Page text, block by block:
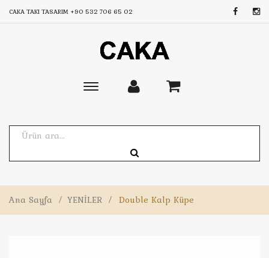
CAKA TAKI TASARIM +90 532 706 65 02
Toggle
Ana Sayfa / YENİLER / Double Kalp Küpe